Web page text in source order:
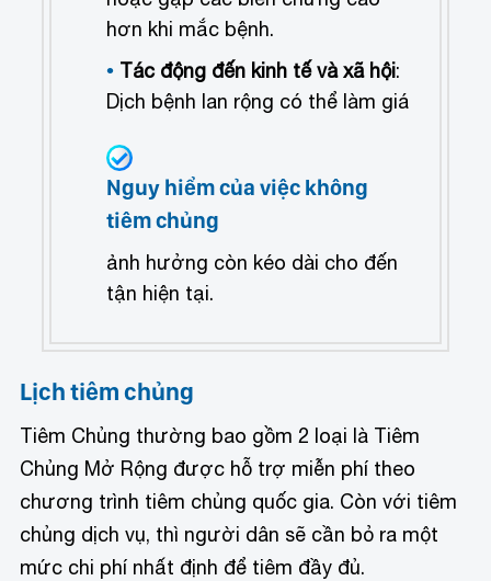
hơn khi mắc bệnh.
Tác động đến kinh tế và xã hội:
Dịch bệnh lan rộng có thể làm giá
Nguy hiểm của việc không
tiêm chủng
ảnh hưởng còn kéo dài cho đến
tận hiện tại.
Lịch tiêm chủng
Tiêm Chủng thường bao gồm 2 loại là Tiêm
Chủng Mở Rộng được hỗ trợ miễn phí theo
chương trình tiêm chủng quốc gia. Còn với tiêm
chủng dịch vụ, thì người dân sẽ cần bỏ ra một
mức chi phí nhất định để tiêm đầy đủ.